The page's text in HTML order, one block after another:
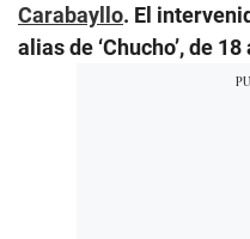
Carabayllo. El
alias de ‘Chucho’, de 18